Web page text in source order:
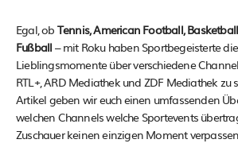
Egal, ob Tennis, American Football,
Fußball – mit Roku haben Sportbegeisterte
Lieblingsmomente über verschiedene
RTL+, ARD Mediathek und ZDF Mediathek zu
Artikel geben wir euch einen umfassenden
welchen Channels welche Sportevents
Zuschauer keinen einzigen Moment verpassen.